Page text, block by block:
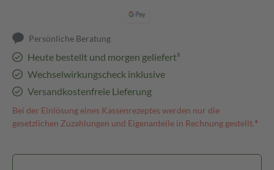
Persönliche Beratung
Heute bestellt und morgen geliefert³
Wechselwirkungscheck inklusive
Versandkostenfreie Lieferung
Bei der Einlösung eines Kassenrezeptes werden nur die
gesetzlichen Zuzahlungen und Eigenanteile in Rechnung gestellt.⁴